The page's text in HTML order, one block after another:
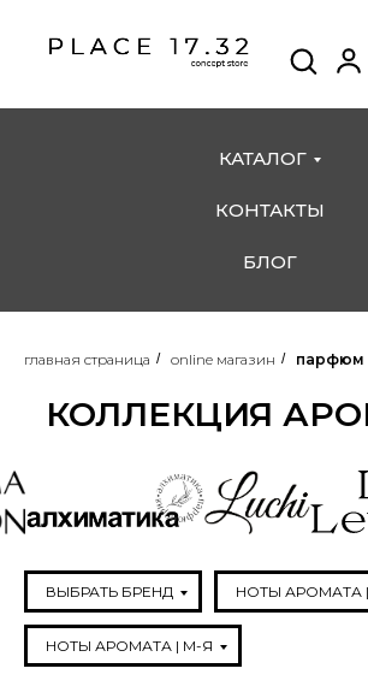
КАТАЛОГ
КОНТАКТЫ
БЛОГ
главная страница / online магазин / парфюм
КОЛЛЕКЦИЯ
ВЫБРАТЬ БРЕНД НОТЫ АРОМАТА
НОТЫ АРОМАТА | М-Я